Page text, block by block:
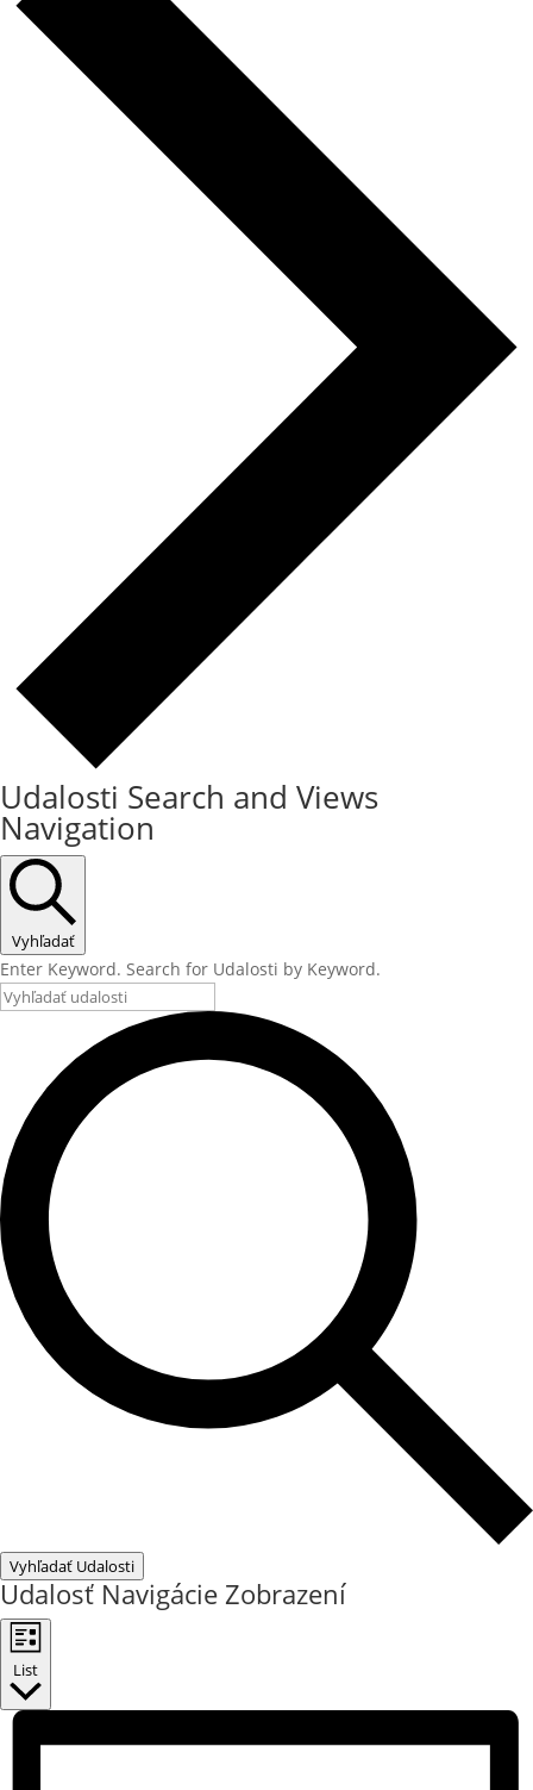
Udalosti Search and Views
Navigation
Vyhľadať
Enter Keyword. Search for Udalosti by Keyword.
Vyhľadať Udalosti
Udalosť Navigácie Zobrazení
List